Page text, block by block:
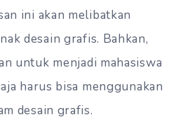
ini akan melibatkan
desain grafis. Bahkan,
untuk menjadi mahasiswa
harus bisa menggunakan
desain grafis.